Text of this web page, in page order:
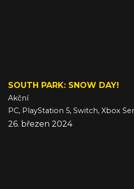
SOUTH PARK: SNOW DAY!
Akční
PC, PlayStation 5, Switch, Xbox
26. březen 2024